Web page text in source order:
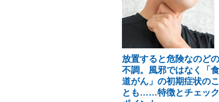
放置すると危険なのどの
不調。風邪ではなく「食
道がん」の初期症状のこ
とも……特徴とチェック